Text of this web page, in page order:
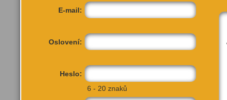
E-mail:
Oslovení:
Heslo:
6 - 20 znaků